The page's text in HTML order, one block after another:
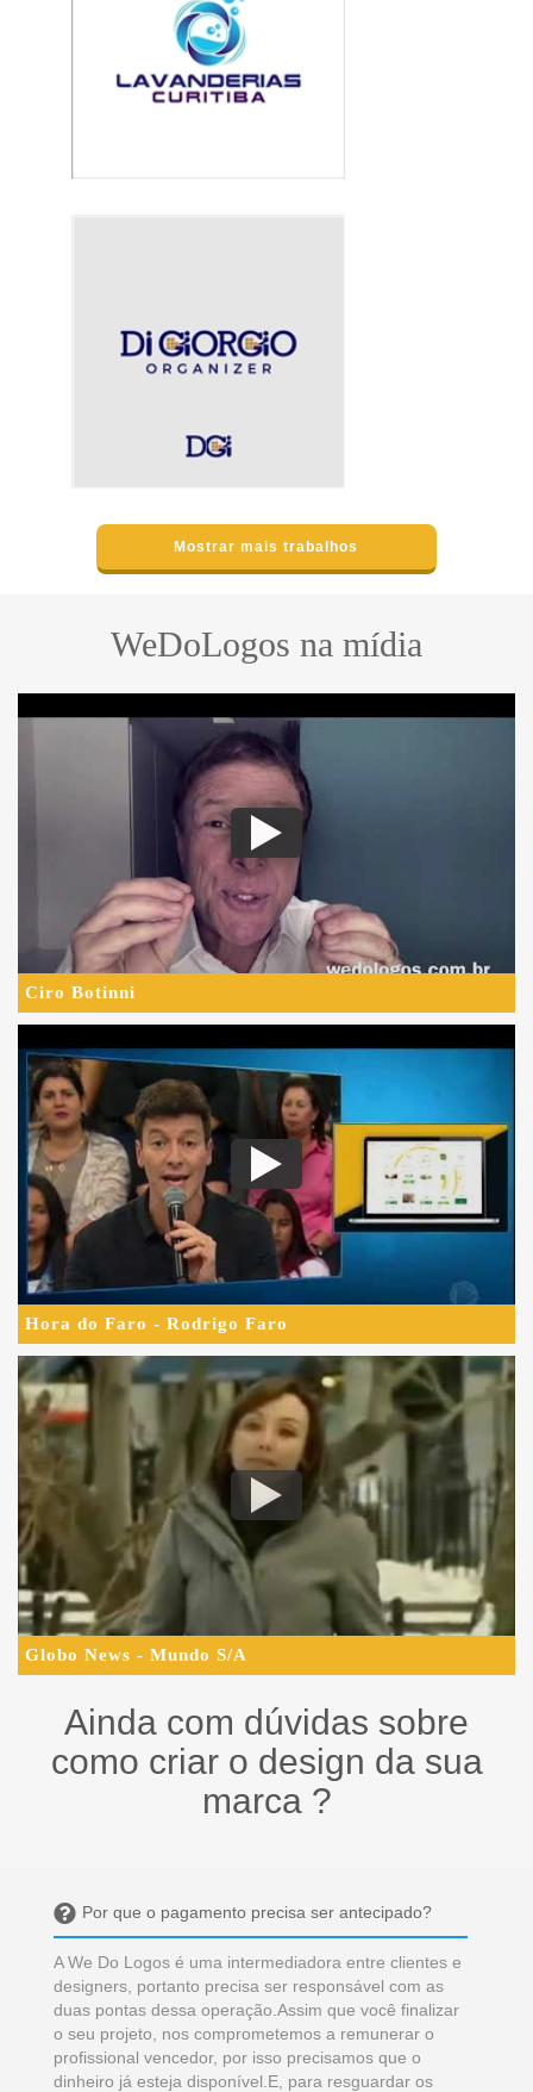
Mostrar mais trabalhos
WeDoLogos na mídia
Ciro Botinni
Hora do Faro - Rodrigo Faro
Globo News - Mundo S/A
Ainda com dúvidas sobre
como criar o design da sua
marca ?
Por que o pagamento precisa ser antecipado?
A We Do Logos é uma intermediadora entre clientes e
designers, portanto precisa ser responsável com as
duas pontas dessa operação.Assim que você finalizar
o seu projeto, nos comprometemos a remunerar o
profissional vencedor, por isso precisamos que o
dinheiro já esteja disponível.E, para resguardar os